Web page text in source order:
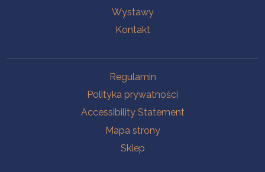
Wystawy
Kontakt
Regulamin
Polityka prywatności
Accessibility Statement
Mapa strony
Sklep